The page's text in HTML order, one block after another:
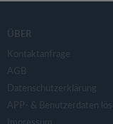
ÜBER
Kontaktanfrage
AGB
Datenschutzerklärung
APP- & Benutzerdaten